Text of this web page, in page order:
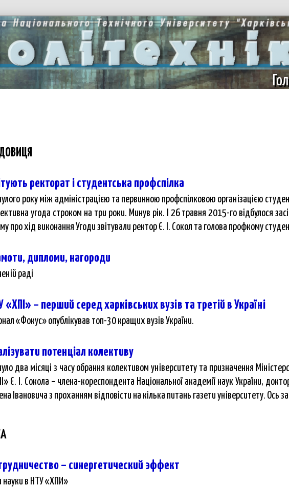
ректорат і студентська профспілка
року між адміністрацією та первинною профспілковою організацією
угода строком на три роки. Минув рік. І 26 травня 2015-го відбулося
про хід виконання Угоди звітували ректор Є. І. Сокол та голова профкому
дипломи, нагороди
раді
«ХПІ» – перший серед харківських вузів та третій в Україні
«Фокус» опублікував топ-30 кращих вузів України.
потенціал колективу
два місяці з часу обрання колективом університету та призначення
Є. І. Сокола – члена-кореспондента Національної академії наук України,
Івановича з проханням відповісти на кілька питань газети університету. Ось
– синергетический эффект
науки в НТУ «ХПИ»